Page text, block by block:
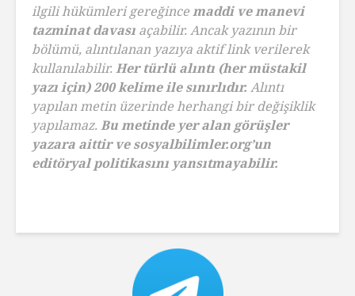
ilgili hükümleri gereğincemaddi ve manevi
tazminat davası açabilir. Ancak yazının bir
bölümü, alıntılanan yazıya aktif link verilerek
kullanılabilir. Her türlü alıntı (her müstakil
yazı için) 200 kelime ile sınırlıdır. Alıntı
yapılan metin üzerinde herhangi bir değişiklik
yapılamaz. Bu metinde yer alan görüşler
yazara aittir ve sosyalbilimler.org’un
editöryal politikasını yansıtmayabilir.